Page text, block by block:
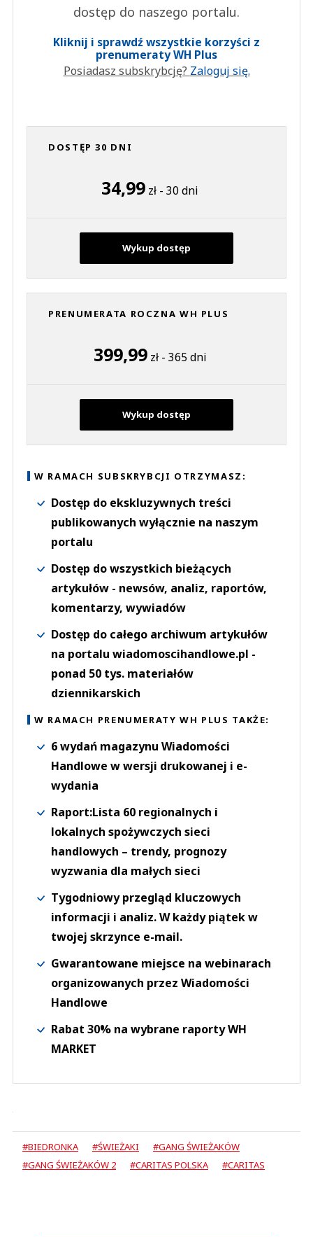
dostęp do naszego portalu.
Kliknij i sprawdź wszystkie korzyści z
prenumeraty WH Plus
Posiadasz subskrybcję? Zaloguj się.
DOSTĘP 30 DNI
34,99 zł - 30 dni
Wykup dostęp
PRENUMERATA ROCZNA WH PLUS
399,99zł - 365 dni
Wykup dostęp
W RAMACH SUBSKRYBCJI OTRZYMASZ:
Dostęp do ekskluzywnych treści
publikowanych wyłącznie na naszym
portalu
Dostęp do wszystkich bieżących
artykułów - newsów, analiz, raportów,
komentarzy, wywiadów
Dostęp do całego archiwum artykułów
na portalu wiadomoscihandlowe.pl -
ponad 50 tys. materiałów
dziennikarskich
W RAMACH PRENUMERATY WH PLUS TAKŻE:
6 wydań magazynu Wiadomości
Handlowe w wersji drukowanej i e-
wydania
Raport:Lista 60 regionalnych i
lokalnych spożywczych sieci
handlowych – trendy, prognozy
wyzwania dla małych sieci
Tygodniowy przegląd kluczowych
informacji i analiz. W każdy piątek w
twojej skrzynce e-mail.
Gwarantowane miejsce na webinarach
organizowanych przez Wiadomości
Handlowe
Rabat 30% na wybrane raporty WH
MARKET
#BIEDRONKA #ŚWIEŻAKI
#GANG ŚWIEŻAKÓW
#GANG ŚWIEŻAKÓW 2
#CARITAS POLSKA #CARITAS